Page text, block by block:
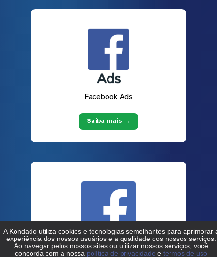
Facebook Ads
Saiba mais →
Facebook